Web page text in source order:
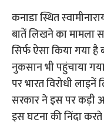
कनाडा स्थित
बातें लिखने का मामला
सिर्फ ऐसा किया गया
नुकसान भी पहुंचाया गया
पर भारत विरोधी
सरकार ने इस पर कड़ी
इस घटना की निंदा करते